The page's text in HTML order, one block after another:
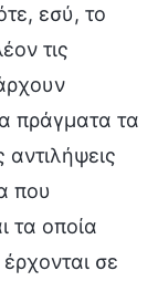
εσύ, το
τις
πράγματα τα
αντιλήψεις
που
τα οποία
σε